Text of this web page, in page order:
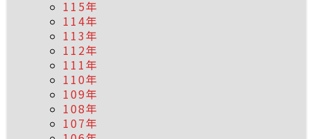
115年
114年
113年
112年
111年
110年
109年
108年
107年